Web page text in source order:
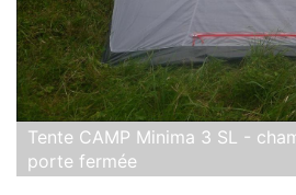
Tente CAMP Minima 3 SL -
porte fermée